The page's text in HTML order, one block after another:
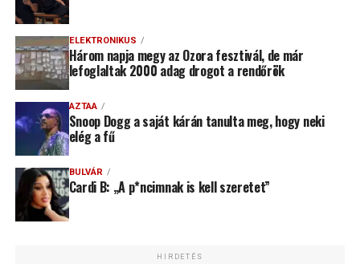
ELEKTRONIKUS
Három napja megy az Ozora fesztivál, de már
lefoglaltak 2000 adag drogot a rendőrök
AZTAA
Snoop Dogg a saját kárán tanulta meg, hogy neki
elég a fű
BULVÁR
Cardi B: „A p*ncimnak is kell szeretet”
HIRDETÉS